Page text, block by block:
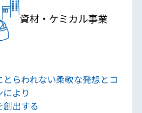
資材・ケミカル事業
らわれない柔軟な発想とコ
より
出する